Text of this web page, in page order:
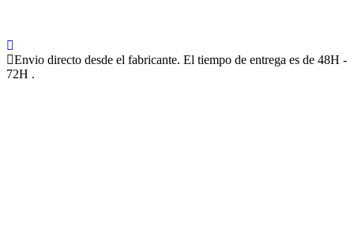
Envio directo desde el fabricante. El tiempo de entrega es de 48H -
72H .